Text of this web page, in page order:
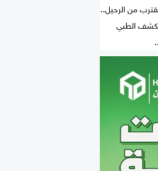
من الرحيل..
الطبي